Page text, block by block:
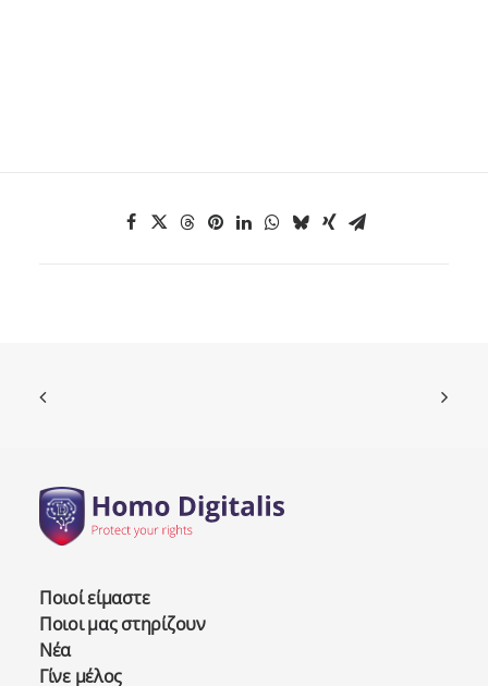
Ποιοί είμαστε
Ποιοι μας στηρίζουν
Νέα
Γίνε μέλος